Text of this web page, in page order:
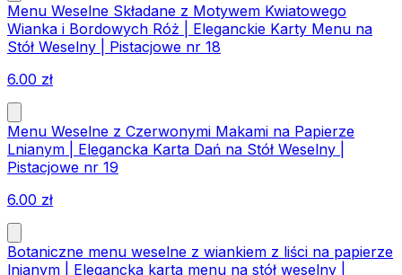
Menu Weselne Składane z Motywem Kwiatowego
Wianka i Bordowych Róż | Eleganckie Karty Menu na
Stół Weselny | Pistacjowe nr 18
6.00 zł
Menu Weselne z Czerwonymi Makami na Papierze
Lnianym | Elegancka Karta Dań na Stół Weselny |
Pistacjowe nr 19
6.00 zł
Botaniczne menu weselne z wiankiem z liści na papierze
lnianym | Elegancka karta menu na stół weselny |